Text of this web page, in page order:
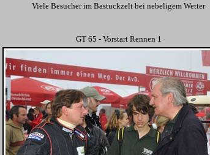
Viele Besucher im Bastuckzelt bei nebeligem Wetter
GT 65 - Vorstart Rennen 1